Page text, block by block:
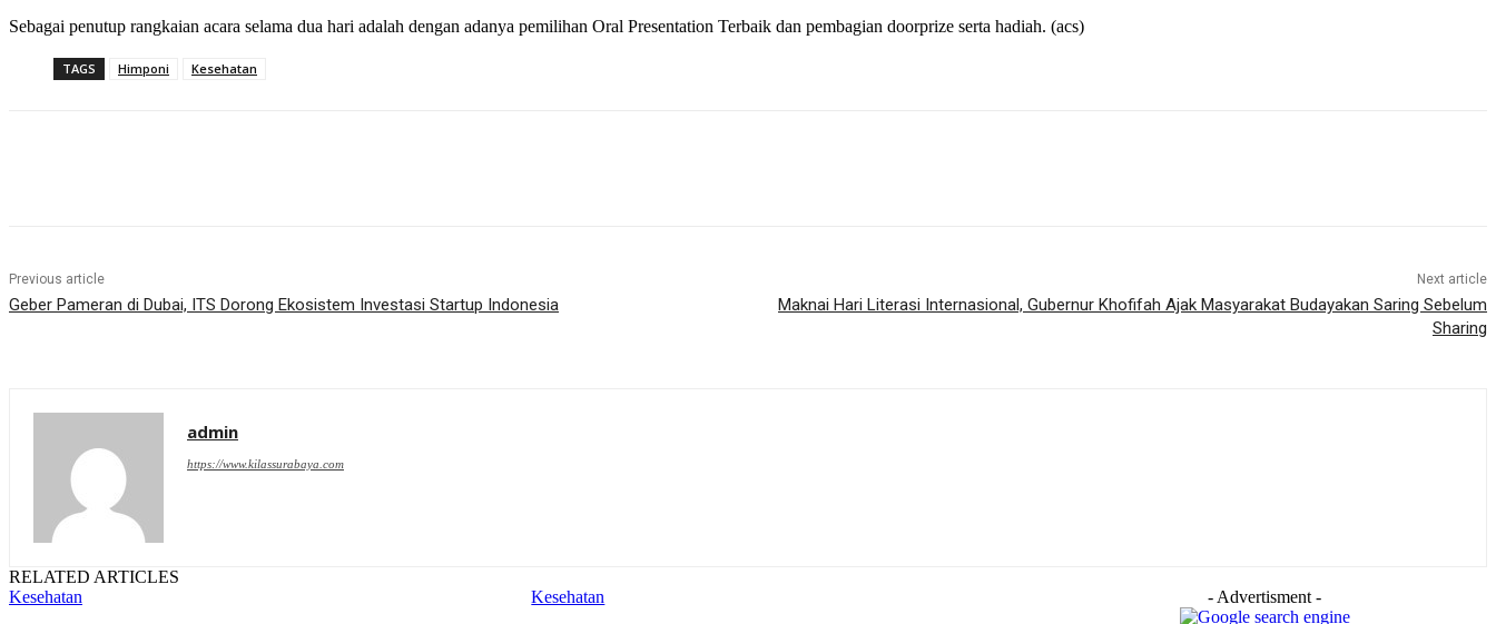
Sebagai penutup rangkaian acara selama dua hari adalah dengan adanya pemilihan Oral Presentation Terbaik dan pembagian doorprize serta hadiah. (acs)
TAGS Himponi Kesehatan
Previous article
Geber Pameran di Dubai, ITS Dorong Ekosistem Investasi Startup Indonesia
Next article
Maknai Hari Literasi Internasional, Gubernur Khofifah Ajak Masyarakat Budayakan Saring Sebelum
Sharing
admin
https://www.kilassurabaya.com
RELATED ARTICLES
Kesehatan
Kesehatan - Advertisment -